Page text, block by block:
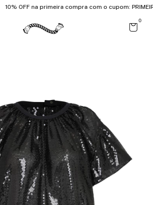
10% OFF na primeira compra com o cupom:
0